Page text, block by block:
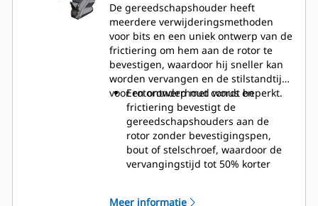
De gereedschapshouder heeft
meerdere verwijderingsmethoden
voor bits en een uniek ontwerp van de
frictiering om hem aan de rotor te
bevestigen, waardoor hij sneller kan
worden vervangen en de stilstandtijd
voor rotoronderhoud wordt beperkt.
Een ontwerp met conus en
frictiering bevestigt de
gereedschapshouders aan de
rotor zonder bevestigingspen,
bout of stelschroef, waardoor de
vervangingstijd tot 50% korter
Meer informatie